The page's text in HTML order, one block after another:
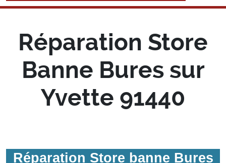
Réparation Store
Banne Bures sur
Yvette 91440
Réparation Store banne Bures